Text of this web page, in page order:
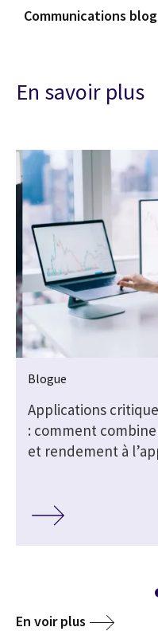
Communications
En savoir plus
Blogue
Applications
: comment
et rendement à
En voir plus